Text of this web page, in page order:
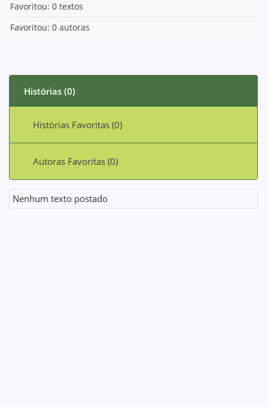
Favoritou: 0 textos
Favoritou: 0 autoras
Histórias (0)
Histórias Favoritas (0)
Autoras Favoritas (0)
Nenhum texto postado